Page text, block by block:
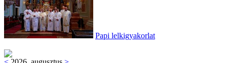
Papi lelkigyakorlat